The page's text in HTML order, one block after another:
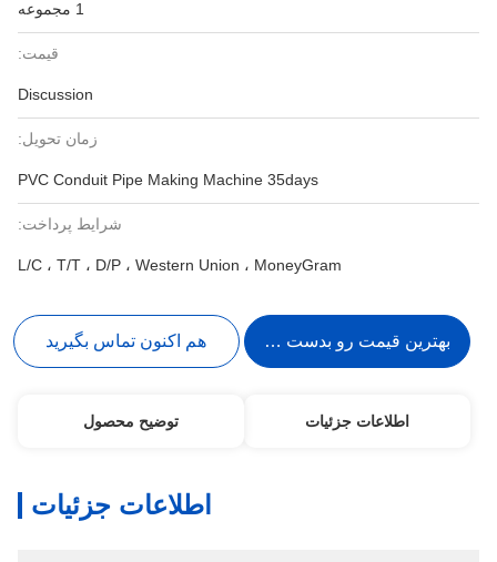
قیمت:
Discussion
زمان تحویل:
PVC Conduit Pipe Making Machine 35days
شرایط پرداخت:
L/C ، T/T ، D/P ، Western Union ، MoneyGram
بهترین قیمت رو بدست بیار هم اکنون تماس بگیرید
اطلاعات جزئیات توضیح محصول
اطلاعات جزئیات